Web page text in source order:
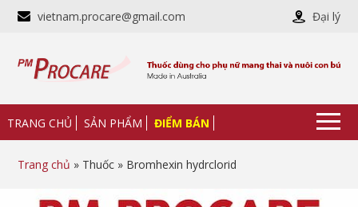
vietnam.procare@gmail.com Đại lý
TRANG CHỦ SẢN PHẨM ĐIỂM BÁN
Trang chủ » Thuốc » Bromhexin hydrclorid